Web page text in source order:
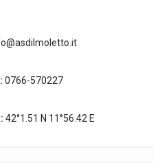
0766-570227
42°1.51 N 11°56.42 E